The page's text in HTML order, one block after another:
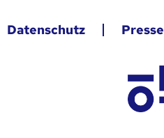
Datenschutz Presse